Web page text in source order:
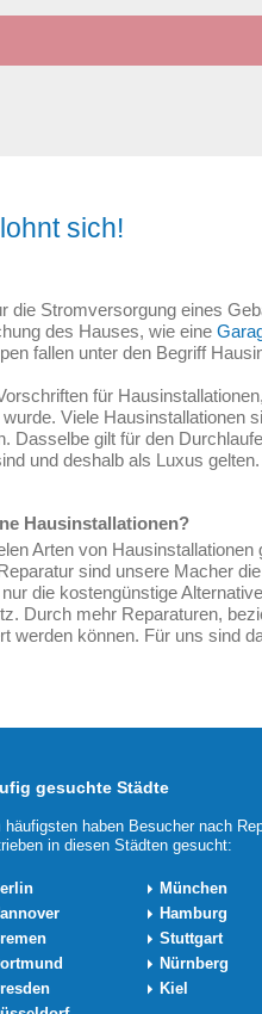
sich!
die Stromversorgung eines
des Hauses, wie eine
fallen unter den Begriff
für
Viele Hausinstallationen
Dasselbe gilt für den
und deshalb als Luxus
Hausinstallationen?
Arten von
sind unsere Macher
die kostengünstige
Durch mehr Reparaturen,
werden können. Für uns sind
gesuchte Städte
häufigsten haben Besucher nach
in diesen Städten gesucht:
München
Hamburg
Stuttgart
Nürnberg
Kiel